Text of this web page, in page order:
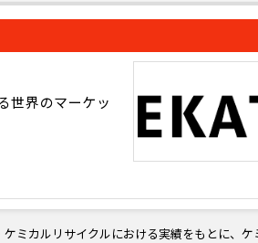
世界のマーケッ
ミカルリサイクルにおける実績をもとに、ケ